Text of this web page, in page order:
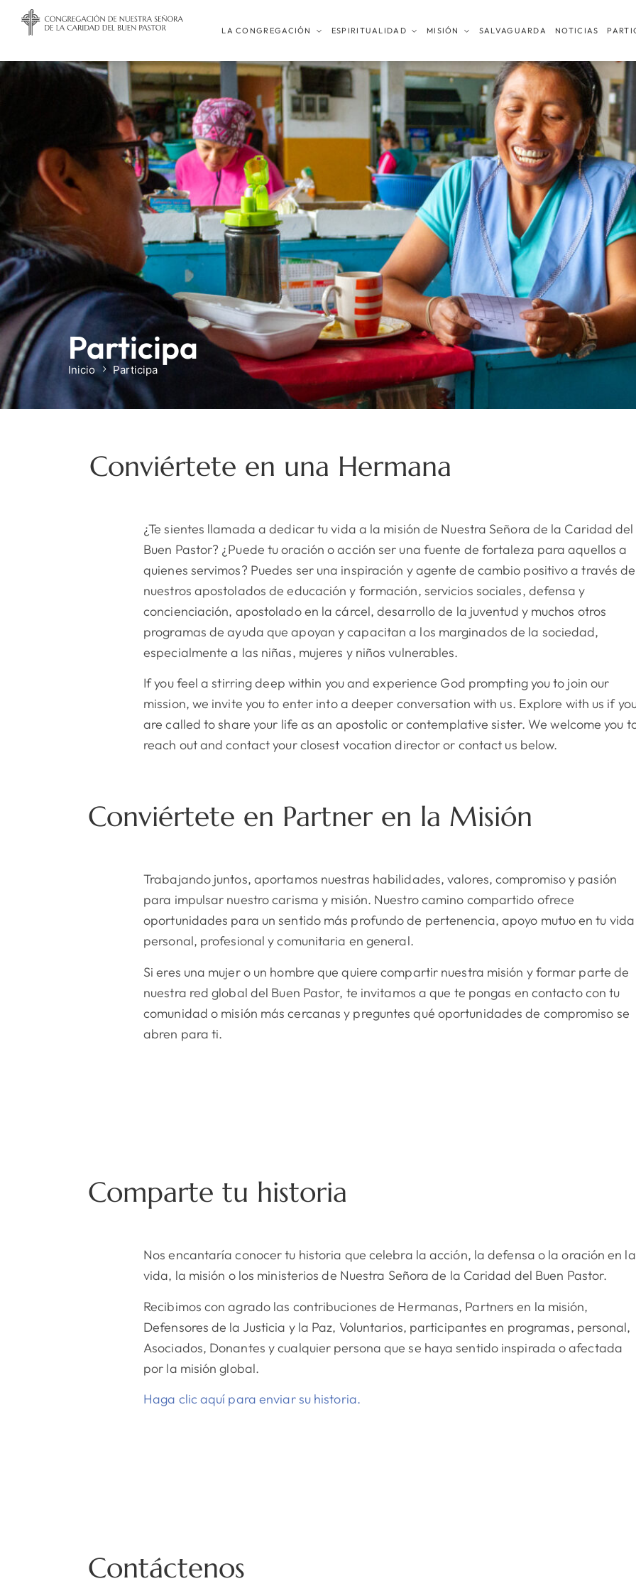
LA CONGREGACIÓN ESPIRITUALIDAD MISIÓN SALVAGUARDA NOTICIAS
Participa
Inicio Participa
Conviértete en una Hermana
¿Te sientes llamada a dedicar tu vida a la misión de Nuestra Señora de la Caridad del
Buen Pastor? ¿Puede tu oración o acción ser una fuente de fortaleza para aquellos a
quienes servimos? Puedes ser una inspiración y agente de cambio positivo a través de
nuestros apostolados de educación y formación, servicios sociales, defensa y
concienciación, apostolado en la cárcel, desarrollo de la juventud y muchos otros
programas de ayuda que apoyan y capacitan a los marginados de la sociedad,
especialmente a las niñas, mujeres y niños vulnerables.
If you feel a stirring deep within you and experience God prompting you to join our
mission, we invite you to enter into a deeper conversation with us. Explore with us if
are called to share your life as an apostolic or contemplative sister. We welcome you
reach out and contact your closest vocation director or contact us below.
Conviértete en Partner en la Misión
Trabajando juntos, aportamos nuestras habilidades, valores, compromiso y pasión
para impulsar nuestro carisma y misión. Nuestro camino compartido ofrece
oportunidades para un sentido más profundo de pertenencia, apoyo mutuo en tu vida
personal, profesional y comunitaria en general.
Si eres una mujer o un hombre que quiere compartir nuestra misión y formar parte de
nuestra red global del Buen Pastor, te invitamos a que te pongas en contacto con tu
comunidad o misión más cercanas y preguntes qué oportunidades de compromiso se
abren para ti.
Comparte tu historia
Nos encantaría conocer tu historia que celebra la acción, la defensa o la oración en la
vida, la misión o los ministerios de Nuestra Señora de la Caridad del Buen Pastor.
Recibimos con agrado las contribuciones de Hermanas, Partners en la misión,
Defensores de la Justicia y la Paz, Voluntarios, participantes en programas, personal,
Asociados, Donantes y cualquier persona que se haya sentido inspirada o afectada
por la misión global.
Haga clic aquí para enviar su historia.
Contáctenos